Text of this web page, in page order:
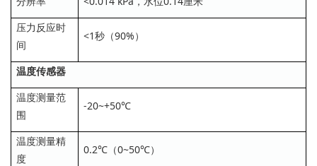
压力反应时
间
<1秒（90%）
温度传感器
温度测量范
围
-20~+50℃
温度测量精
度
0.2℃（0~50℃）